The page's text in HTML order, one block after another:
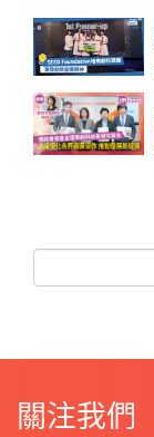
關注我們